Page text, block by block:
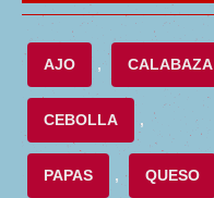
AJO , CALABAZA
CEBOLLA ,
PAPAS , QUESO